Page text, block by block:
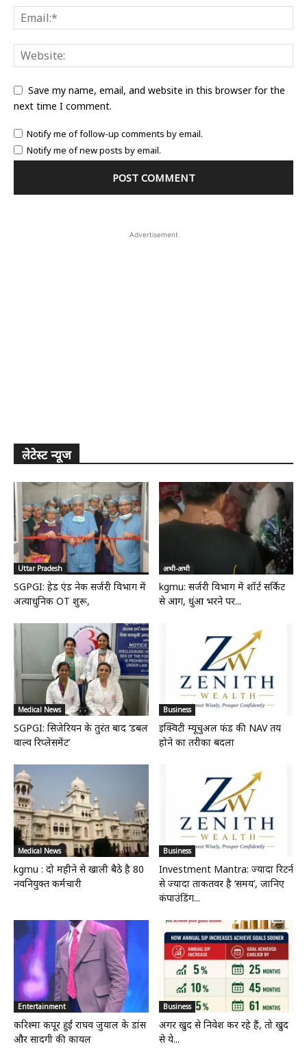
Save my name, email, and website in this browser for the
next time I comment.
Notify me of follow-up comments by email.
Notify me of new posts by email.
Advertisement
लेटेस्ट न्यूज
Uttar Pradesh
SGPGI: हेड एंड नेक सर्जरी विभाग में
अत्याधुनिक OT शुरू,
अभी-अभी
kgmu: सर्जरी विभाग में शॉर्ट सर्किट
से आग, धुंआ भरने पर...
Medical News
SGPGI: सिजेरियन के तुरंत बाद ‘डबल
वाल्व रिप्लेसमेंट’
Business
इक्विटी म्यूचुअल फंड की NAV तय
होने का तरीका बदला
Medical News
kgmu : दो महीने से खाली बैठे है 80
नवनियुक्त कर्मचारी
Business
Investment Mantra: ज्यादा रिटर्न
से ज्यादा ताकतवर है ‘समय’, जानिए
कंपाउंडिंग...
Entertainment
करिश्मा कपूर हुईं राघव जुयाल के डांस
और सादगी की कायल
Business
अगर खुद से निवेश कर रहे हैं, तो खुद
से ये...